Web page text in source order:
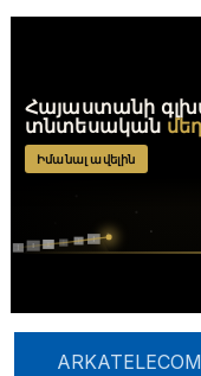
ARKATELECOM